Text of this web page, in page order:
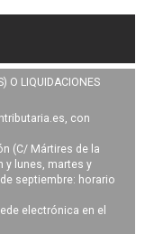
O LIQUIDACIONES
, con
(C/ Mártires de la
y lunes, martes y
septiembre: horario
electrónica en el